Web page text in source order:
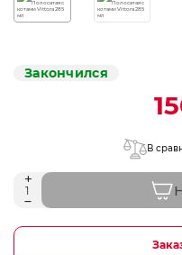
Закончился
В